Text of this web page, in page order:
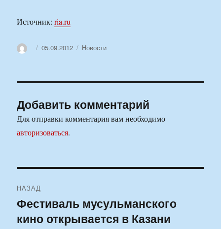
Источник:ria.ru
АвторОпубликовано
05.09.2012 Рубрики
Новости
Добавить комментарий
Для отправки комментария вам необходимо
авторизоваться.
по
записям
НАЗАД
Предыдущая
запись:
Фестиваль мусульманского
кино открывается в Казани